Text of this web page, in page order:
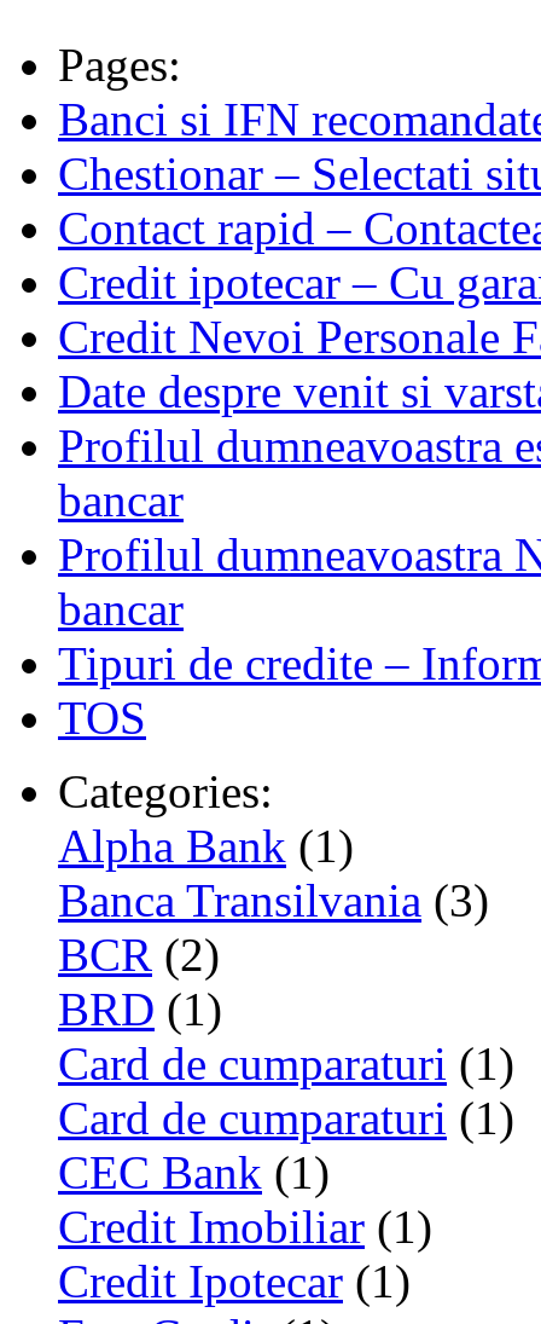
Pages:
Banci si IFN
Chestionar – Selectati
Contact rapid –
Credit ipotecar – Cu
Credit Nevoi Personale
Date despre venit si
Profilul dumneavoastra
bancar
Profilul dumneavoastra
bancar
Tipuri de credite –
TOS
Categories:
Alpha Bank (1)
Banca Transilvania (3)
BCR (2)
BRD (1)
Card de cumparaturi (1)
Card de cumparaturi (1)
CEC Bank (1)
Credit Imobiliar (1)
Credit Ipotecar (1)